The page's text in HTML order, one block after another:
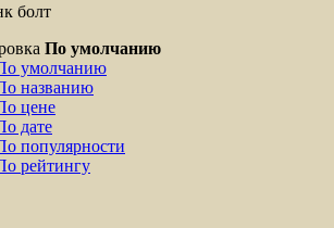
болт
По умолчанию
умолчанию
названию
цене
дате
популярности
рейтингу